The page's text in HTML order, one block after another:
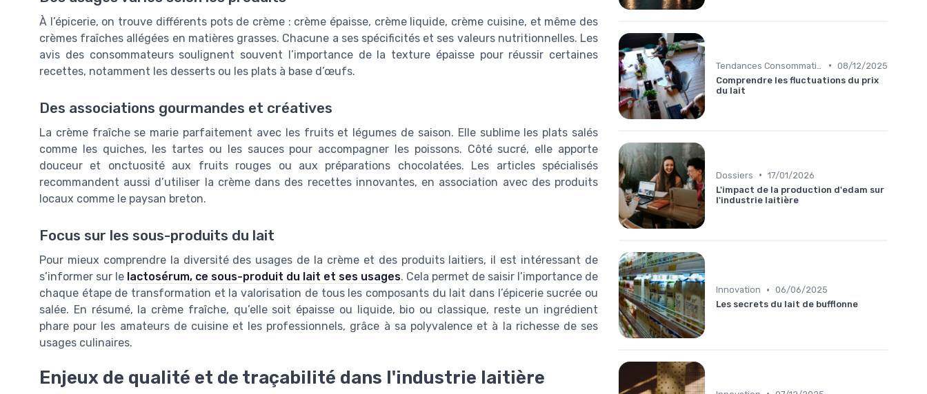
À l’épicerie, on trouve différents pots de crème : crème épaisse, crème liquide, crème cuisine, et même des
crèmes fraîches allégées en matières grasses. Chacune a ses spécificités et ses valeurs nutritionnelles. Les
avis des consommateurs soulignent souvent l’importance de la texture épaisse pour réussir certaines
recettes, notamment les desserts ou les plats à base d’œufs.
Des associations gourmandes et créatives
La crème fraîche se marie parfaitement avec les fruits et légumes de saison. Elle sublime les plats salés
comme les quiches, les tartes ou les sauces pour accompagner les poissons. Côté sucré, elle apporte
douceur et onctuosité aux fruits rouges ou aux préparations chocolatées. Les articles spécialisés
recommandent aussi d’utiliser la crème dans des recettes innovantes, en association avec des produits
locaux comme le paysan breton.
Focus sur les sous-produits du lait
Pour mieux comprendre la diversité des usages de la crème et des produits laitiers, il est intéressant de
s’informer sur le lactosérum, ce sous-produit du lait et ses usages. Cela permet de saisir l’importance de
chaque étape de transformation et la valorisation de tous les composants du lait dans l’épicerie sucrée ou
salée. En résumé, la crème fraîche, qu’elle soit épaisse ou liquide, bio ou classique, reste un ingrédient
phare pour les amateurs de cuisine et les professionnels, grâce à sa polyvalence et à la richesse de ses
usages culinaires.
Enjeux de qualité et de traçabilité dans l'industrie laitière
• 08/12/2025
Comprendre les fluctuations du prix
du lait
Dossiers • 17/01/2026
L'impact de la production d'edam sur
l'industrie laitière
Innovation • 06/06/2025
Les secrets du lait de bufflonne